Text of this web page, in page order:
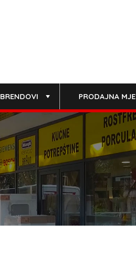
BRENDOVI PRODAJNA